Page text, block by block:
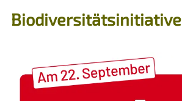
Biodiversitätsinitiative